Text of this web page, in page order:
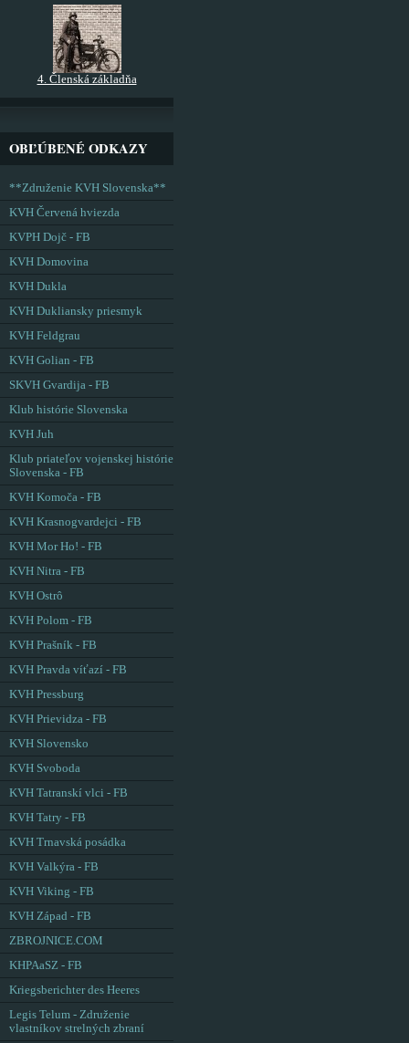
4. Členská základňa
OBĽÚBENÉ ODKAZY
**Združenie KVH Slovenska**
KVH Červená hviezda
KVPH Dojč - FB
KVH Domovina
KVH Dukla
KVH Dukliansky priesmyk
KVH Feldgrau
KVH Golian - FB
SKVH Gvardija - FB
Klub histórie Slovenska
KVH Juh
Klub priateľov vojenskej histórie
Slovenska - FB
KVH Komoča - FB
KVH Krasnogvardejci - FB
KVH Mor Ho! - FB
KVH Nitra - FB
KVH Ostrô
KVH Polom - FB
KVH Prašník - FB
KVH Pravda víťazí - FB
KVH Pressburg
KVH Prievidza - FB
KVH Slovensko
KVH Svoboda
KVH Tatranskí vlci - FB
KVH Tatry - FB
KVH Trnavská posádka
KVH Valkýra - FB
KVH Viking - FB
KVH Západ - FB
ZBROJNICE.COM
KHPAaSZ - FB
Kriegsberichter des Heeres
Legis Telum - Združenie
vlastníkov strelných zbraní